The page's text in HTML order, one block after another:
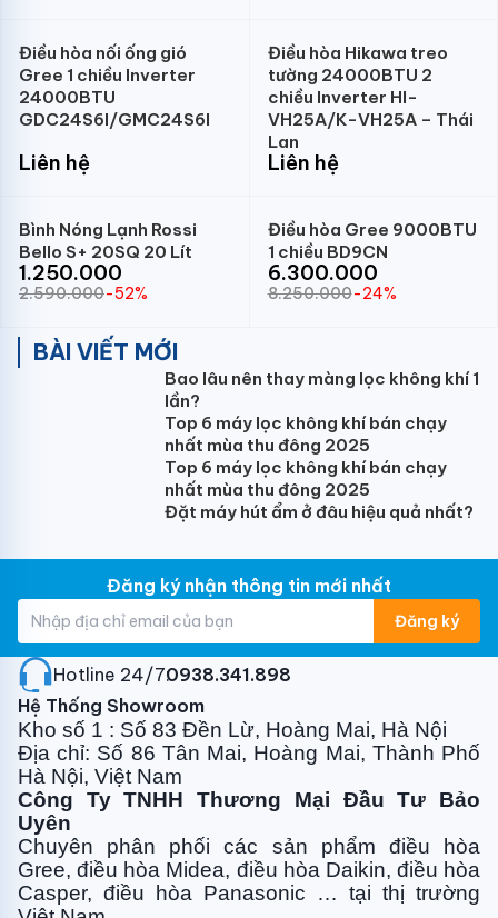
Điều hòa nối ống gió
Gree 1 chiều Inverter
24000BTU
GDC24S6I/GMC24S6I
Liên hệ
Điều hòa Hikawa treo
tường 24000BTU 2
chiều Inverter HI-
VH25A/K-VH25A – Thái
Lan
Liên hệ
Bình Nóng Lạnh Rossi
Bello S+ 20SQ 20 Lít
1.250.000
2.590.000-52%
Điều hòa Gree 9000BTU
1 chiều BD9CN
6.300.000
8.250.000-24%
BÀI VIẾT MỚI
Bao lâu nên thay màng lọc không khí 1
lần?
Top 6 máy lọc không khí bán chạy
nhất mùa thu đông 2025
Top 6 máy lọc không khí bán chạy
nhất mùa thu đông 2025
Đặt máy hút ẩm ở đâu hiệu quả nhất?
Đăng ký nhận thông tin mới nhất
Đăng ký
Hotline 24/7:0938.341.898
Hệ Thống Showroom
Kho số 1 : Số 83 Đền Lừ, Hoàng Mai, Hà Nội
Địa chỉ: Số 86 Tân Mai, Hoàng Mai, Thành Phố
Hà Nội, Việt Nam
Công Ty TNHH Thương Mại Đầu Tư Bảo
Uyên
Chuyên phân phối các sản phẩm điều hòa
Gree, điều hòa Midea, điều hòa Daikin, điều hòa
Casper, điều hòa Panasonic … tại thị trường